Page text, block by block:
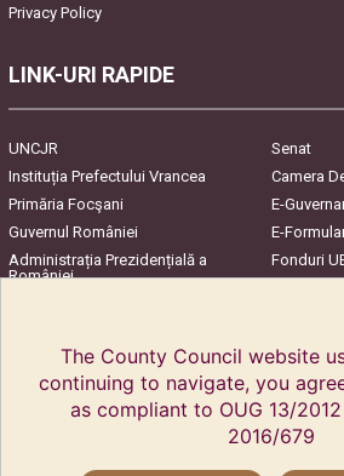
Privacy Policy
LINK-URI RAPIDE
UNCJR
Senat
Instituția Prefectului Vrancea
Camera
Primăria Focşani
E-
Guvernul României
E-
Administrația Prezidențială a
României
Fonduri
The County Council website
continuing to navigate, you
as compliant to OUG 13/
2016/679